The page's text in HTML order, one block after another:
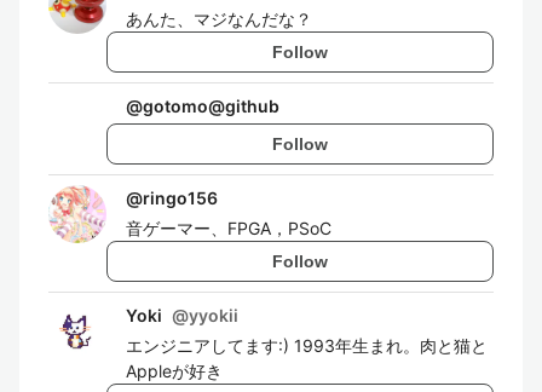
あんた、マジなんだな？
Follow
@gotomo@github
Follow
@ringo156
音ゲーマー、FPGA，PSoC
Follow
Yoki @yyokii
エンジニアしてます:) 1993年生まれ。肉と猫と
Appleが好き